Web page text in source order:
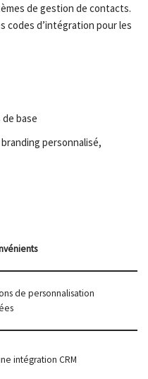
de gestion de contacts.
codes d’intégration pour les
base
personnalisé,
de personnalisation
intégration CRM